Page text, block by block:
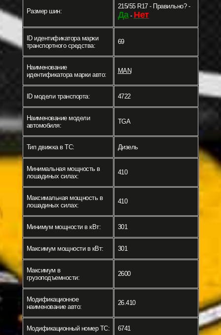
Размер шин:
215/55 R17 - Правильно? -
Да- Нет
ID идентификатора марки
транспортного средства:
69
Наименование
идентификатора марки авто:
MAN
ID модели транспорта: 4722
Наименование модели
автомобиля:
TGA
Тип движка в ТС: Дизель
Минимальная мощность в
лошадиных силах:
410
Максимальная мощность в
лошадиных силах:
410
Минимум мощности в кВт: 301
Максимум мощности в кВт: 301
Максимум в
грузоподъемности:
2600
Модификационное
наименование авто:
26.410
Модификационный номер ТС: 6741